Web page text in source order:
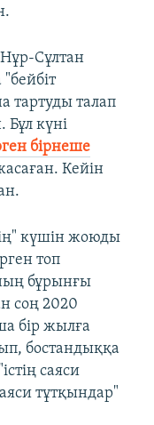
Сұлтан
тартуды талап
Бұл күні
бірнеше
Кейін
күшін жоюды
топ
бұрынғы
соң 2020
бір жылға
бостандыққа
саяси
тұтқындар"